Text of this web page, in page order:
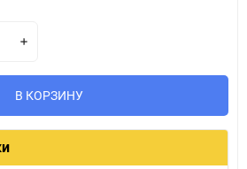
В КОРЗИНУ